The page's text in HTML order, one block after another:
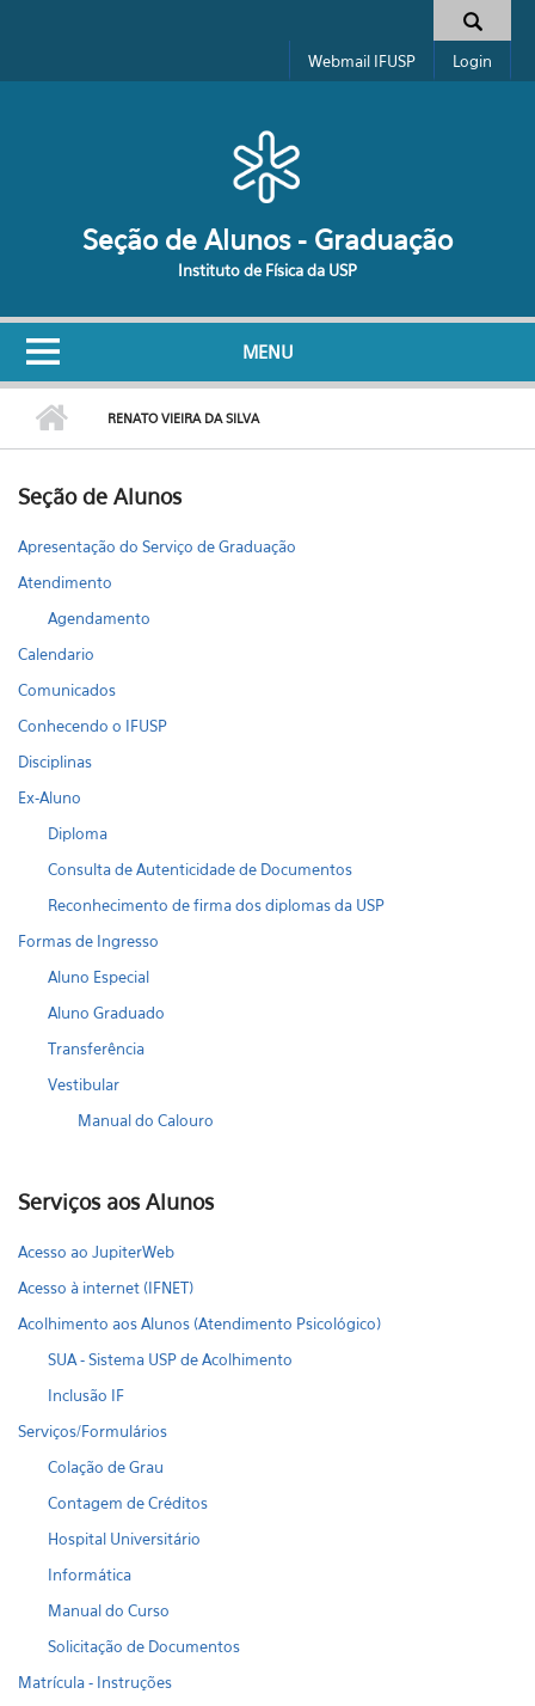
Formulário de busca
Webmail IFUSP Login
Seção de Alunos - Graduação
Instituto de Física da USP
MENU
RENATO VIEIRA DA SILVA
Seção de Alunos
Apresentação do Serviço de Graduação
Atendimento
Agendamento
Calendario
Comunicados
Conhecendo o IFUSP
Disciplinas
Ex-Aluno
Diploma
Consulta de Autenticidade de Documentos
Reconhecimento de firma dos diplomas da USP
Formas de Ingresso
Aluno Especial
Aluno Graduado
Transferência
Vestibular
Manual do Calouro
Serviços aos Alunos
Acesso ao JupiterWeb
Acesso à internet (IFNET)
Acolhimento aos Alunos (Atendimento Psicológico)
SUA - Sistema USP de Acolhimento
Inclusão IF
Serviços/Formulários
Colação de Grau
Contagem de Créditos
Hospital Universitário
Informática
Manual do Curso
Solicitação de Documentos
Matrícula - Instruções